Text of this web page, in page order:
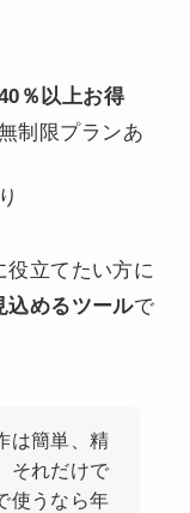
％以上お得
制限プランあ
役立てたい方に
込めるツールで
は簡単、精
それだけで
使うなら年